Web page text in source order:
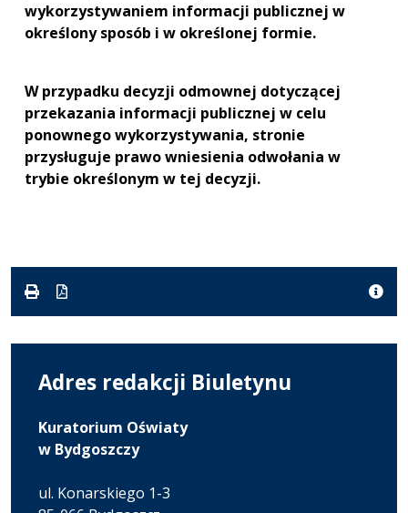
wykorzystywaniem informacji publicznej w
określony sposób i w określonej formie.
W przypadku decyzji odmownej dotyczącej
przekazania informacji publicznej w celu
ponownego wykorzystywania, stronie
przysługuje prawo wniesienia odwołania w
trybie określonym w tej decyzji.
Adres redakcji Biuletynu
Kuratorium Oświaty
w Bydgoszczy
ul. Konarskiego 1-3